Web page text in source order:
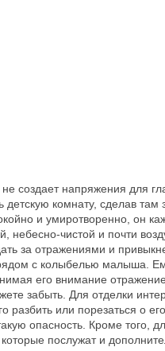
создает напряжения для
комнату, сделав там
и умиротворенно, он
небесно-чистой и почти
за отражениями и
с колыбелью малыша.
его внимание
забыть. Для отделки
разбить или порезаться о
опасность. Кроме того,
послужат и